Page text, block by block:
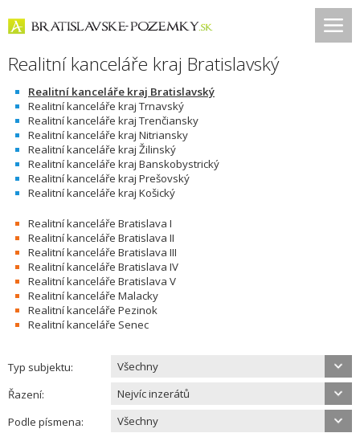
Realitní kanceláře kraj Bratislavský
Realitní kanceláře kraj Bratislavský
Realitní kanceláře kraj Trnavský
Realitní kanceláře kraj Trenčiansky
Realitní kanceláře kraj Nitriansky
Realitní kanceláře kraj Žilinský
Realitní kanceláře kraj Banskobystrický
Realitní kanceláře kraj Prešovský
Realitní kanceláře kraj Košický
Realitní kanceláře Bratislava I
Realitní kanceláře Bratislava II
Realitní kanceláře Bratislava III
Realitní kanceláře Bratislava IV
Realitní kanceláře Bratislava V
Realitní kanceláře Malacky
Realitní kanceláře Pezinok
Realitní kanceláře Senec
Typ subjektu:
Všechny
Řazení:
Nejvíc inzerátů
Podle písmena:
Všechny